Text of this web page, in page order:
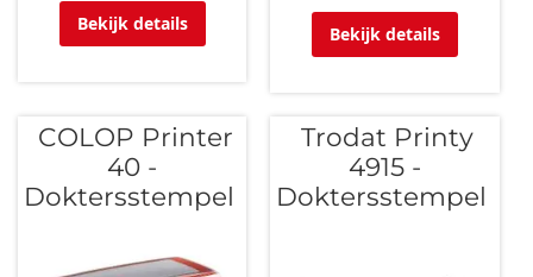
Bekijk details Bekijk details
COLOP Printer
40 -
Doktersstempel
Trodat Printy
4915 -
Doktersstempel